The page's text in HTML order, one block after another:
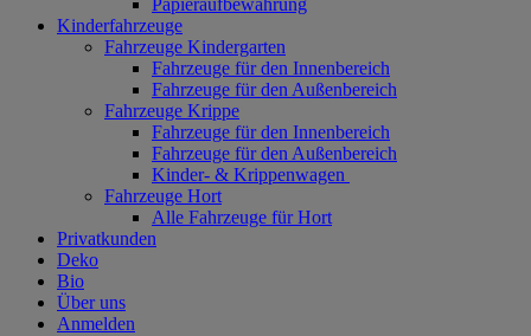
Papieraufbewahrung
Kinderfahrzeuge
Fahrzeuge Kindergarten
Fahrzeuge für den Innenbereich
Fahrzeuge für den Außenbereich
Fahrzeuge Krippe
Fahrzeuge für den Innenbereich
Fahrzeuge für den Außenbereich
Kinder- & Krippenwagen
Fahrzeuge Hort
Alle Fahrzeuge für Hort
Privatkunden
Deko
Bio
Über uns
Anmelden